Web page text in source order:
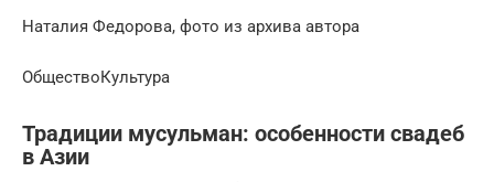
Наталия Федорова, фото из архива автора
ОбществоКультура
Традиции мусульман: особенности свадеб
в Азии